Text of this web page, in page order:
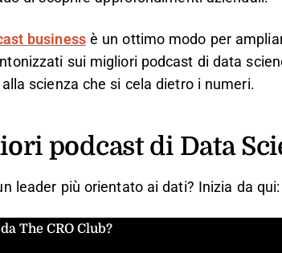
businessè un ottimo modo per
sui migliori podcast di data
scienza che si cela dietro i numeri.
podcast di Data
leader più orientato ai dati? Inizia da qui:
The CRO Club?